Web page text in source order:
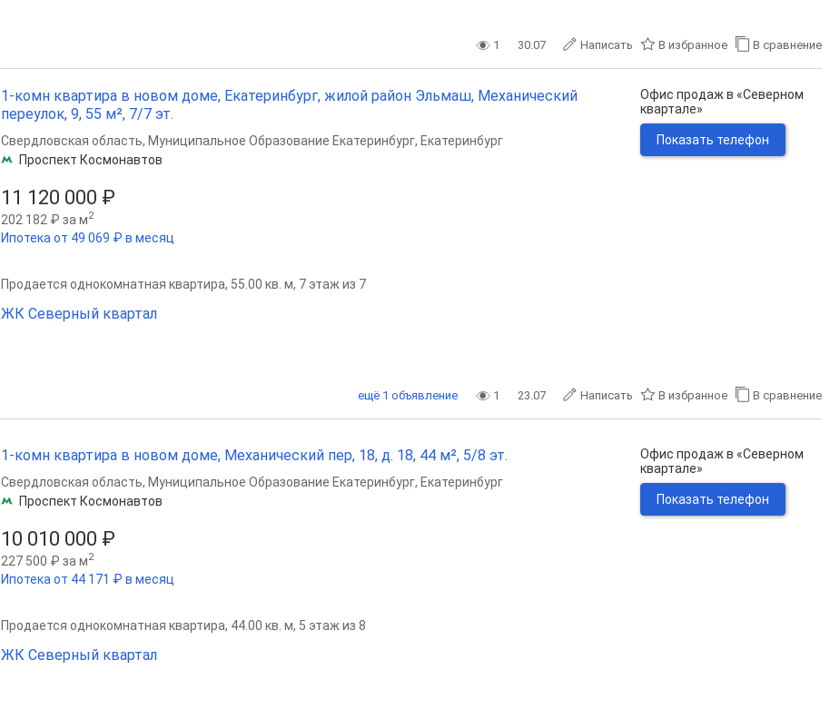
1 30.07 Написать В избранное В сравнение
1-комн квартира в новом доме, Екатеринбург, жилой район Эльмаш, Механический
переулок, 9, 55 м², 7/7 эт.
11 120 000 ₽
202 182 ₽ за м2
Ипотека от 49 069 ₽ в месяц
Свердловская область, Муниципальное Образование Екатеринбург, Екатеринбург
Проспект Космонавтов
Продается однокомнатная квартира, 55.00 кв. м, 7 этаж из 7
ЖК Северный квартал
Офис продаж в «Северном
квартале»
Показать телефон
1 23.07 Написать В избранное В сравнение
ещё 1 объявление
1-комн квартира в новом доме, Механический пер, 18, д. 18, 44 м², 5/8 эт.
10 010 000 ₽
227 500 ₽ за м2
Ипотека от 44 171 ₽ в месяц
Свердловская область, Муниципальное Образование Екатеринбург, Екатеринбург
Проспект Космонавтов
Продается однокомнатная квартира, 44.00 кв. м, 5 этаж из 8
ЖК Северный квартал
Офис продаж в «Северном
квартале»
Показать телефон